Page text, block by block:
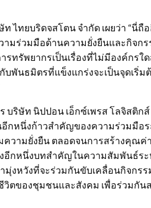
ไทยบริดจสโตน จำกัด เผยว่า “นี่
มร่วมมือด้านความยั่งยืนและกิจก
ทรัพยากรเป็นเรื่องที่ไม่มีองค์กรใ
บพันธมิตรที่แข็งแกร่งจะเป็นจุดเริ่
ริษัท นิปปอน เอ็กซ์เพรส โลจิสติกส์
กหนึ่งก้าวสำคัญของความร่วมมือร
วามยั่งยืน ตลอดจนการสร้างคุณค่
อีกหนึ่งบทสำคัญในความสัมพันธ์ระ
มุ่งหวังที่จะร่วมกันขับเคลื่อนกิจกร
วิตของชุมชนและสังคม เพื่อร่วมกั